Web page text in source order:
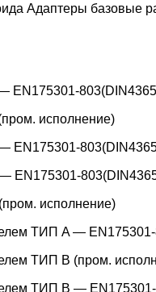
Адаптеры базовые
EN175301-
исполнение)
EN175301-
EN175301-
исполнение)
ТИП A —
ТИП B (пром.
ТИП B —